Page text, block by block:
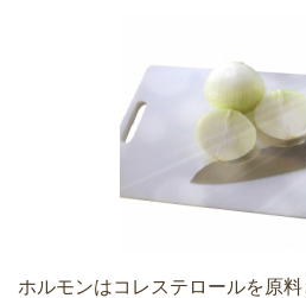
ホルモンはコレステロールを原